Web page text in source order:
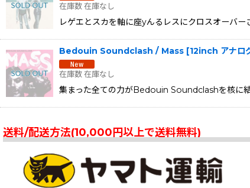
在庫数 在庫なし
レゲエとスカを軸に座yんるレスにクロスオー
Bedouin Soundclash / Mass [12inch アナログ]
在庫数 在庫なし
集まった全ての力がBedouin Soundclashを核に
送料/配送方法(10,000円以上で送料無料)